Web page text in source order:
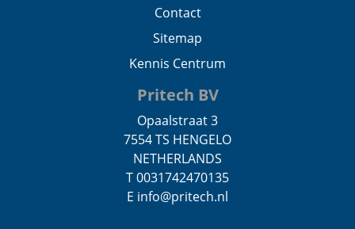
Contact
Sitemap
Kennis Centrum
Pritech BV
Opaalstraat 3
7554 TS HENGELO
NETHERLANDS
T 0031742470135
E info@pritech.nl